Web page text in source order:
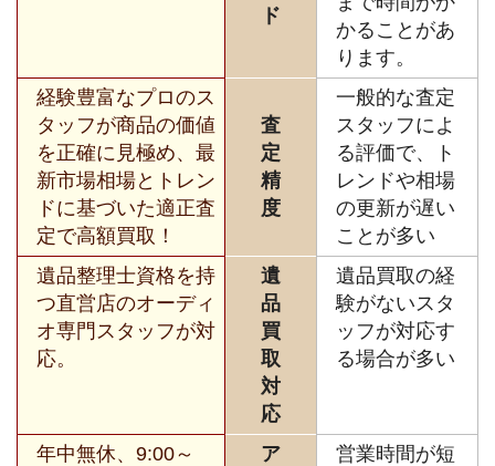
ド
かることがあ
ります。
経験豊富なプロのス
タッフが商品の価値
を正確に見極め、最
新市場相場とトレン
ドに基づいた適正査
定で高額買取！
査
定
精
度
一般的な査定
スタッフによ
る評価で、ト
レンドや相場
の更新が遅い
ことが多い
遺品整理士資格を持
つ直営店のオーディ
オ専門スタッフが対
応。
遺
品
買
取
対
応
遺品買取の経
験がないスタ
ッフが対応す
る場合が多い
年中無休、9:00～
ア
営業時間が短